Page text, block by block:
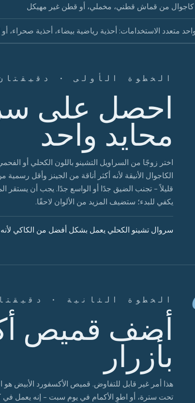
من قماش قطني، مخملي، أو قطن غير مهيكل
متعدد الاستخدامات: أحذية رياضية بيضاء، أحذية صحراء، أو
الخطوة الأولى ·
احصل على
محايد واحد
اختر زوجًا من السراويل التشينو باللون الكحلي أو
الكاجوال الأنيقة لأنه أكثر أناقة من الجينز وأقل
قليلاً - تجنب الضيق جدًا أو الواسع جدًا. يجب أن
يكفي للبدء؛ ستضيف المزيد من الألوان لاحقًا.
سروال تشينو الكحلي يعمل بشكل أفضل من الكاكي لأنه
الخطوة الثانية ·
أضف قميص
بأزرار
هذا أمر غير قابل للتفاوض. قميص الأكسفورد الأبيض هو
تحت سترة، أو اطوِ الأكمام في يوم سبت - إنه يعمل في